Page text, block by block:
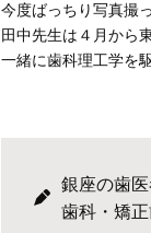
今度ばっちり写真撮
田中先生は４月から
一緒に歯科理工学を
銀座の歯
歯科・矯